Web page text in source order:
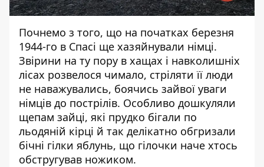
Почнемо з того, що на початках березня
1944-го в Спасі ще хазяйнували німці.
Звірини на ту пору в хащах і навколишніх
лісах розвелося чимало, стріляти її люди
не наважувались, боячись зайвої уваги
німців до пострілів. Особливо дошкуляли
щепам зайці, які прудко бігали по
льодяній кірці й так делікатно обгризали
бічні гілки яблунь, що гілочки наче хтось
обстругував ножиком.